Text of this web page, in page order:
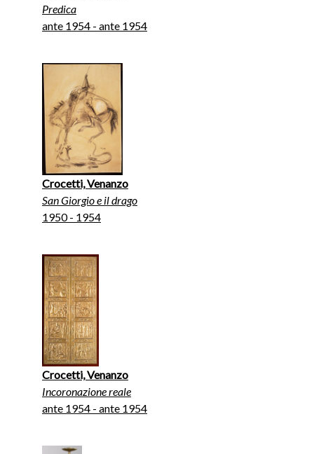
Predica
ante 1954 - ante 1954
Crocetti, Venanzo
San Giorgio e il drago
1950 - 1954
Crocetti, Venanzo
Incoronazione reale
ante 1954 - ante 1954